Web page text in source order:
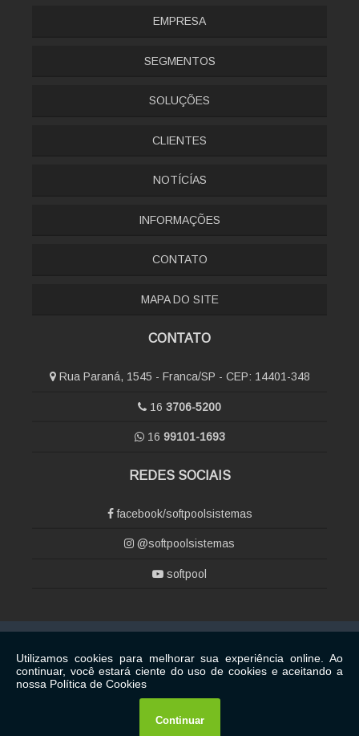
EMPRESA
SEGMENTOS
SOLUÇÕES
CLIENTES
NOTÍCÍAS
INFORMAÇÕES
CONTATO
MAPA DO SITE
CONTATO
Rua Paraná, 1545 - Franca/SP - CEP: 14401-348
16 3706-5200
16 99101-1693
REDES SOCIAIS
facebook/softpoolsistemas
@softpoolsistemas
softpool
W3C
W3C